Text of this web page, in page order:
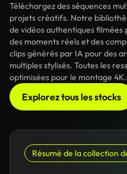
Téléchargez des séquences
projets créatifs. Notre
de vidéos authentiques
des moments réels et des
clips générés par IA pour des
multiples stylisés. Toutes les
optimisées pour le montage 4K.
Explorez tous les stocks
Résumé de la collection